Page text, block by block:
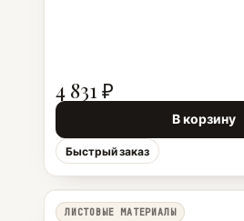
4 831 ₽
В корзину
Быстрый заказ
ЛИСТОВЫЕ МАТЕРИАЛЫ